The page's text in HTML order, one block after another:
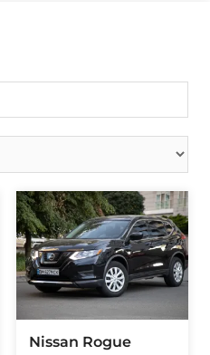
Nissan Rogue